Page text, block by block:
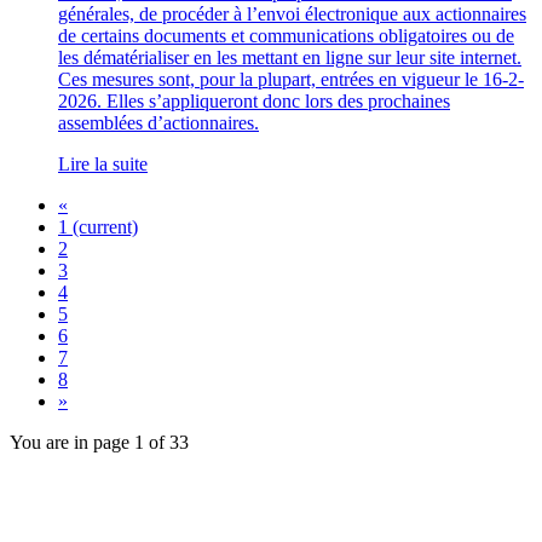
générales, de procéder à l’envoi électronique aux actionnaires
de certains documents et communications obligatoires ou de
les dématérialiser en les mettant en ligne sur leur site internet.
Ces mesures sont, pour la plupart, entrées en vigueur le 16-2-
2026. Elles s’appliqueront donc lors des prochaines
assemblées d’actionnaires.
Lire la suite
«
1 (current)
2
3
4
5
6
7
8
»
You are in page 1 of 33